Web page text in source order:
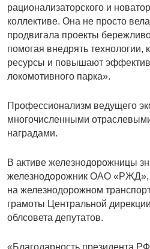
рационализаторского и
коллективе. Она не просто
продвигала проекты
помогая внедрять технологии,
ресурсы и повышают
локомотивного парка».
Профессионализм ведущего
многочисленными
наградами.
В активе железнодорожницы
железнодорожник ОАО «РЖД»,
на железнодорожном
грамоты Центральной
облсовета депутатов.
«Благодарность президента